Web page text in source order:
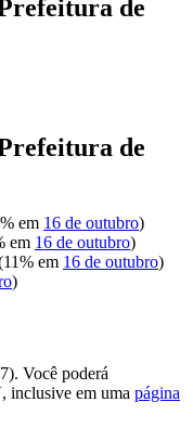
de
de
em 16 de outubro)
em 16 de outubro)
em 16 de outubro)
)
Você poderá
, inclusive em uma página